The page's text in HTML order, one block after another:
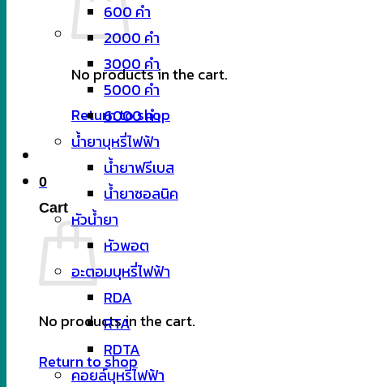
No products in the cart.
Return to shop
0
Cart
No products in the cart.
Return to shop
600 คำ
2000 คำ
3000 คำ
5000 คำ
6000 คำ
น้ำยาบุหรี่ไฟฟ้า
น้ำยาฟรีเบส
น้ำยาซอลนิค
หัวน้ำยา
หัวพอต
อะตอมบุหรี่ไฟฟ้า
RDA
RTA
RDTA
คอยล์บุหรี่ไฟฟ้า